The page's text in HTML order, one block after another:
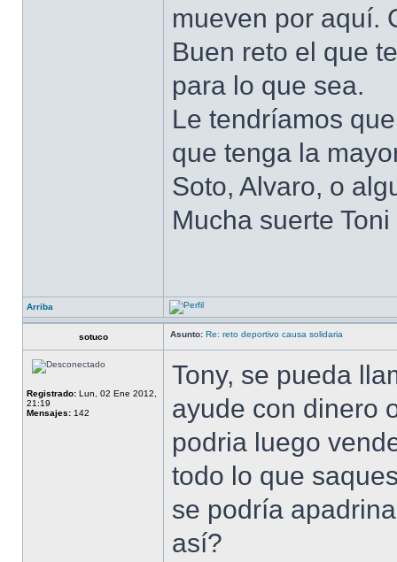
mueven por aquí.
Buen reto el que
para lo que sea.
Le tendríamos
que tenga la
Soto, Alvaro, o
Mucha suerte
Arriba
sotuco Asunto: Re: reto deportivo causa solidaria
Registrado: Lun, 02 Ene 2012,
21:19
Mensajes: 142
Tony, se pueda
ayude con dinero
podria luego
todo lo que
se podría
así?